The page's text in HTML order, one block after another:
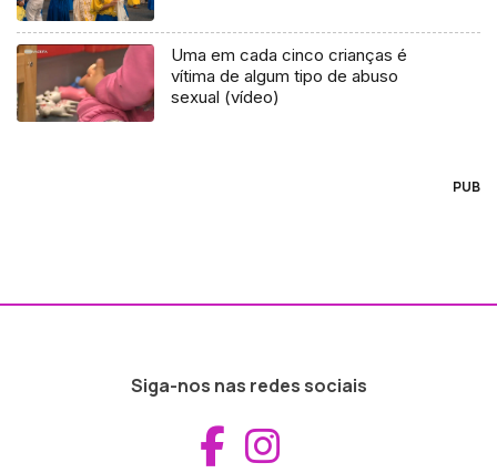
Uma em cada cinco crianças é
vítima de algum tipo de abuso
sexual (vídeo)
PUB
Siga-nos nas redes sociais
Aceder ao